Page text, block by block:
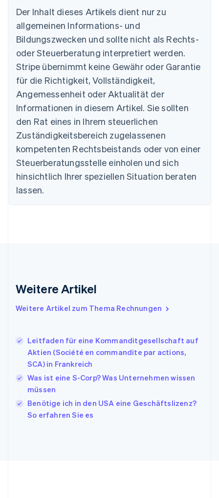
Der Inhalt dieses Artikels dient nur zu
allgemeinen Informations- und
Bildungszwecken und sollte nicht als Rechts-
oder Steuerberatung interpretiert werden.
Stripe übernimmt keine Gewähr oder Garantie
für die Richtigkeit, Vollständigkeit,
Angemessenheit oder Aktualität der
Informationen in diesem Artikel. Sie sollten
den Rat eines in Ihrem steuerlichen
Zuständigkeitsbereich zugelassenen
kompetenten Rechtsbeistands oder von einer
Steuerberatungsstelle einholen und sich
hinsichtlich Ihrer speziellen Situation beraten
lassen.
Weitere Artikel
Weitere Artikel zum Thema Rechnungen
Leitfaden für eine Kommanditgesellschaft auf
Aktien (Société en commandite par actions,
SCA) in Frankreich
Was ist eine S-Corp? Was Unternehmen wissen
müssen
Benötige ich in den USA eine Geschäftslizenz?
So erfahren Sie es
Australien
English
Belgien
Nederlands Français DeutschEnglish
Brasilien
PortuguêsEnglish
English
Dänemark
English
Deutschland
Deutsch English
Estland
Festlandchina
简体中文English
Finnland
English
Frankreich
Irland
Italien
日本語 English
English Français
Kroatien
EnglishItaliano
Lettland
Liechtenstein
Deutsch English